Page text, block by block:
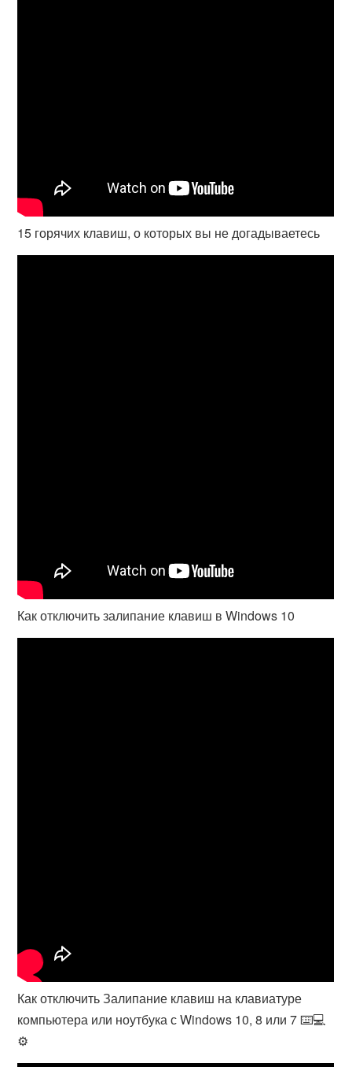
15 горячих клавиш, о которых вы не догадываетесь
Как отключить залипание клавиш в Windows 10
Как отключить Залипание клавиш на клавиатуре
компьютера или ноутбука с Windows 10, 8 или 7 ⌨️💻
⚙️